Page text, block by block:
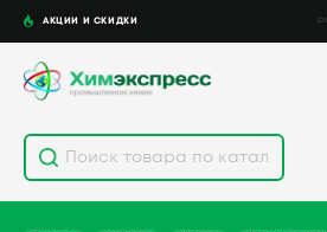
АКЦИИ И СКИДКИ